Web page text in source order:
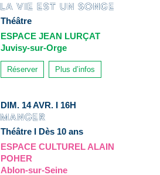
Théâtre
ESPACE JEAN LURÇAT
Juvisy-sur-Orge
Réserver Plus d’infos
DIM. 14 AVR. I 16H
Théâtre I Dès 10 ans
ESPACE CULTUREL ALAIN
POHER
Ablon-sur-Seine